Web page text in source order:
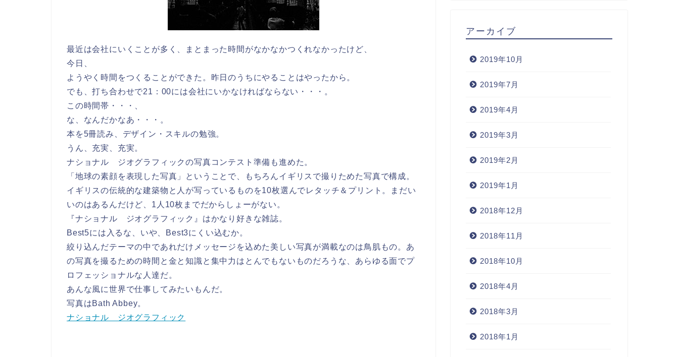
最近は会社にいくことが多く、まとまった時間がなかなかつくれなかったけど、
今日、
ようやく時間をつくることができた。昨日のうちにやることはやったから。
でも、打ち合わせで21：00には会社にいかなければならない・・・。
この時間帯・・・、
な、なんだかなあ・・・。
本を5冊読み、デザイン・スキルの勉強。
うん、充実、充実。
ナショナル ジオグラフィックの写真コンテスト準備も進めた。
「地球の素顔を表現した写真」ということで、もちろんイギリスで撮りためた写真で構成。
イギリスの伝統的な建築物と人が写っているものを10枚選んでレタッチ＆プリント。まだい
いのはあるんだけど、1人10枚までだからしょーがない。
『ナショナル ジオグラフィック』はかなり好きな雑誌。
Best5には入るな、いや、Best3にくい込むか。
絞り込んだテーマの中であれだけメッセージを込めた美しい写真が満載なのは鳥肌もの。あ
の写真を撮るための時間と金と知識と集中力はとんでもないものだろうな、あらゆる面でプ
ロフェッショナルな人達だ。
あんな風に世界で仕事してみたいもんだ。
写真はBath Abbey。
ナショナル ジオグラフィック
アーカイブ
2019年10月
2019年7月
2019年4月
2019年3月
2019年2月
2019年1月
2018年12月
2018年11月
2018年10月
2018年4月
2018年3月
2018年1月